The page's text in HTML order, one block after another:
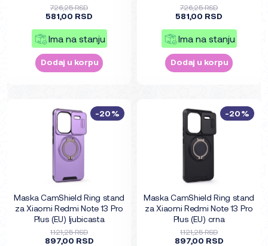
726,25 RSD
581,00 RSD
Ima na stanju
Dodaj u korpu
726,25 RSD
581,00 RSD
Ima na stanju
Dodaj u korpu
Maska CamShield Ring stand
za Xiaomi Redmi Note 13 Pro
Plus (EU) ljubicasta
1.121,25 RSD
897,00 RSD
-20%
Maska CamShield Ring stand
za Xiaomi Redmi Note 13 Pro
Plus (EU) crna
1.121,25 RSD
897,00 RSD
-20%